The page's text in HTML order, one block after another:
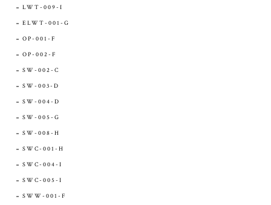
LWT-009-I
ELWT-001-G
OP-001-F
OP-002-F
SW-002-C
SW-003-D
SW-004-D
SW-005-G
SW-008-H
SWC-001-H
SWC-004-I
SWC-005-I
SWW-001-F